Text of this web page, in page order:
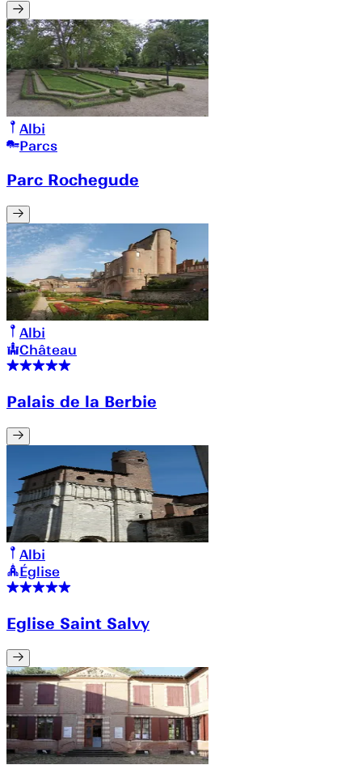
Albi
Parcs
Parc Rochegude
Albi
Château
Palais de la Berbie
Albi
Église
Eglise Saint Salvy